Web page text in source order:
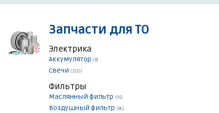
Запчасти для ТО
Электрика
Аккумулятор (8)
Свечи (100)
Фильтры
Маслянный фильтр (95)
Воздушный фильтр (86)